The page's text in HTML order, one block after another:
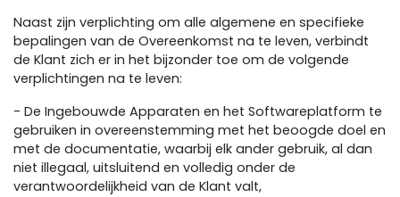
Naast zijn verplichting om alle algemene en specifieke
bepalingen van de Overeenkomst na te leven, verbindt
de Klant zich er in het bijzonder toe om de volgende
verplichtingen na te leven:
- De Ingebouwde Apparaten en het Softwareplatform te
gebruiken in overeenstemming met het beoogde doel en
met de documentatie, waarbij elk ander gebruik, al dan
niet illegaal, uitsluitend en volledig onder de
verantwoordelijkheid van de Klant valt,